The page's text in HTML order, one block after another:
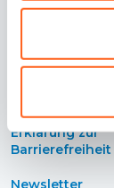
Kontakte
Erklärung zur
Barrierefreiheit
Newsletter